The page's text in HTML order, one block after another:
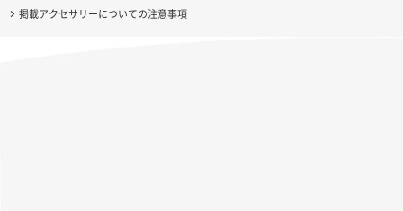
掲載アクセサリーについての注意事項